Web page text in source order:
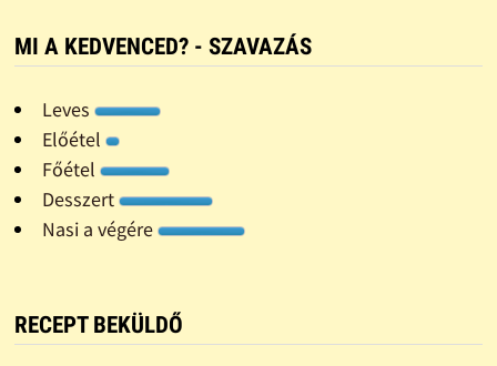
MI A KEDVENCED? - SZAVAZÁS
Leves
Előétel
Főétel
Desszert
Nasi a végére
RECEPT BEKÜLDŐ